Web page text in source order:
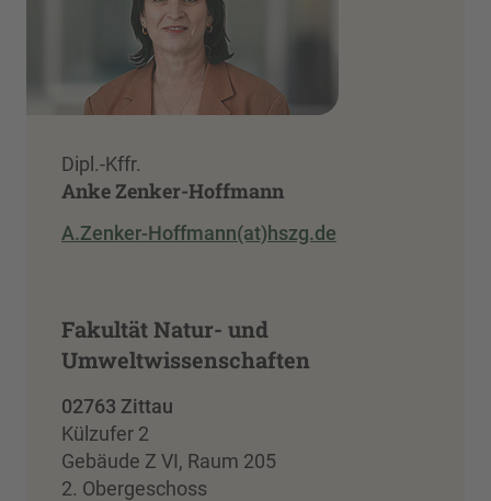
Dipl.-Kffr.
Anke Zenker-Hoffmann
A.Zenker-Hoffmann(at)hszg.de
Fakultät Natur- und
Umweltwissenschaften
02763 Zittau
Külzufer 2
Gebäude Z VI, Raum 205
2. Obergeschoss